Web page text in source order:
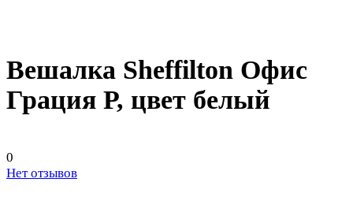
Вешалка Sheffilton Офис
Грация Р, цвет белый
0
Нет отзывов